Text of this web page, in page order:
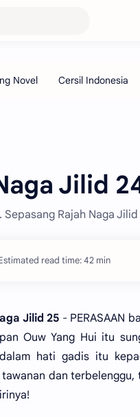
Jilid
Rajah Naga Jilid
read time: 42 min
Jilid 25 - PERASAAN
Ouw Yang Hui itu
hati gadis itu
dan terbelenggu,